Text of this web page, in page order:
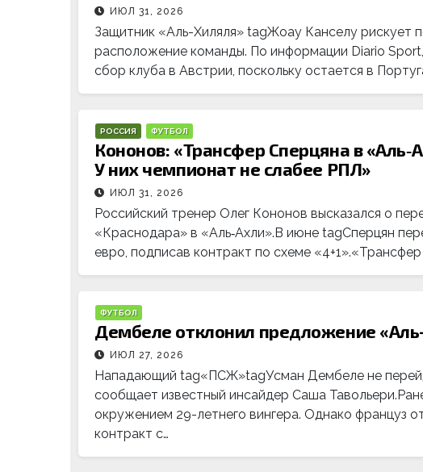
ИЮЛ 31, 2026
Защитник «Аль-Хиляля» tagЖоау Канселу рискует
расположение команды. По информации Diario
сбор клуба в Австрии, поскольку остается в
РОССИЯ ФУТБОЛ
Кононов: «Трансфер Сперцяна в
У них чемпионат не слабее РПЛ»
ИЮЛ 31, 2026
Российский тренер Олег Кононов высказался о
«Краснодара» в «Аль‑Ахли».В июне tagСперцян
евро, подписав контракт по схеме
ФУТБОЛ
Дембеле отклонил предложение
ИЮЛ 27, 2026
Нападающий tag«ПСЖ»tagУсман Дембеле не
сообщает известный инсайдер Саша
окружением 29-летнего вингера. Однако француз
контракт с…